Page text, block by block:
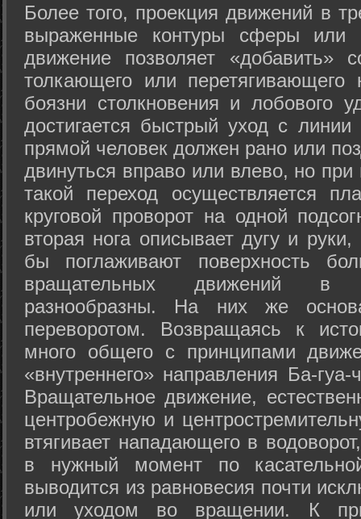
Более того, проекция движений в
выраженные контуры сферы или
движение позволяет «добавить»
толкающего или перетягивающего
боязни столкновения и лобового
достигается быстрый уход с
прямой человек должен рано или
двинуться вправо или влево, но
такой переход осуществляется
круговой проворот на одной
вторая нога описывает дугу и
бы поглаживают поверхность
вращательных движений в
разнообразны. На них же
переворотом. Возвращаясь к
много общего с принципами
«внутреннего» направления Ба-
Вращательное движение,
центробежную и
втягивает нападающего в
в нужный момент по
выводится из равновесия почти
или уходом во вращении. К